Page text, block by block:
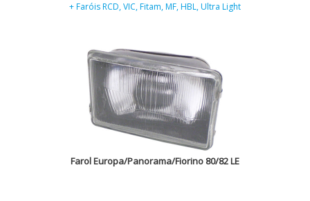
+ Faróis RCD, VIC, Fitam, MF, HBL, Ultra Light
Farol Europa/Panorama/Fiorino 80/82 LE